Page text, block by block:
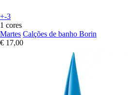
+-3
1 cores
Martes Calções de banho Borin
€ 17,00